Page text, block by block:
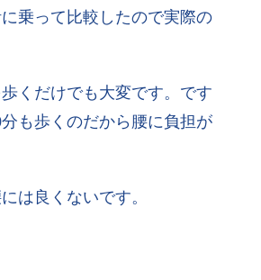
乗って比較したので実際の
くだけでも大変です。です
も歩くのだから腰に負担が
は良くないです。